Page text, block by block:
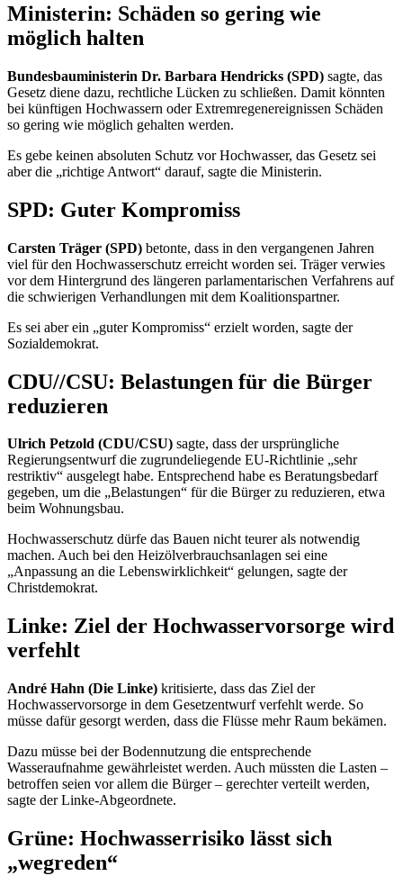
Ministerin: Schäden so gering wie
möglich halten
Bundesbauministerin Dr. Barbara Hendricks (SPD) sagte, das
Gesetz diene dazu, rechtliche Lücken zu schließen. Damit könnten
bei künftigen Hochwassern oder Extremregenereignissen Schäden
so gering wie möglich gehalten werden.
Es gebe keinen absoluten Schutz vor Hochwasser, das Gesetz sei
aber die „richtige Antwort“ darauf, sagte die Ministerin.
SPD: Guter Kompromiss
Carsten Träger (SPD) betonte, dass in den vergangenen Jahren
viel für den Hochwasserschutz erreicht worden sei. Träger verwies
vor dem Hintergrund des längeren parlamentarischen Verfahrens auf
die schwierigen Verhandlungen mit dem Koalitionspartner.
Es sei aber ein „guter Kompromiss“ erzielt worden, sagte der
Sozialdemokrat.
CDU//CSU: Belastungen für die Bürger
reduzieren
Ulrich Petzold (CDU/CSU) sagte, dass der ursprüngliche
Regierungsentwurf die zugrundeliegende EU-Richtlinie „sehr
restriktiv“ ausgelegt habe. Entsprechend habe es Beratungsbedarf
gegeben, um die „Belastungen“ für die Bürger zu reduzieren, etwa
beim Wohnungsbau.
Hochwasserschutz dürfe das Bauen nicht teurer als notwendig
machen. Auch bei den Heizölverbrauchsanlagen sei eine
„Anpassung an die Lebenswirklichkeit“ gelungen, sagte der
Christdemokrat.
Linke: Ziel der Hochwasservorsorge wird
verfehlt
André Hahn (Die Linke) kritisierte, dass das Ziel der
Hochwasservorsorge in dem Gesetzentwurf verfehlt werde. So
müsse dafür gesorgt werden, dass die Flüsse mehr Raum bekämen.
Dazu müsse bei der Bodennutzung die entsprechende
Wasseraufnahme gewährleistet werden. Auch müssten die Lasten –
betroffen seien vor allem die Bürger – gerechter verteilt werden,
sagte der Linke-Abgeordnete.
Grüne: Hochwasserrisiko lässt sich
„wegreden“